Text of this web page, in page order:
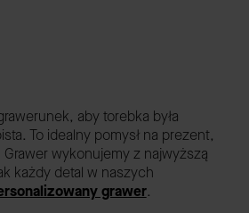
aby torebka była
To idealny pomysł na prezent,
wykonujemy z najwyższą
każdy detal w naszych
grawer.